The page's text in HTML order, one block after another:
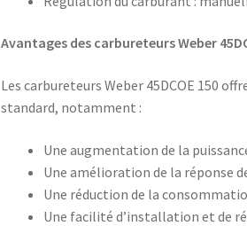
Avantages des carbureteurs Weber
Les carbureteurs Weber 45DCOE 150
standard, notamment :
Une augmentation de la
Une amélioration de la réponse
Une réduction de la
Une facilité d’installation et de